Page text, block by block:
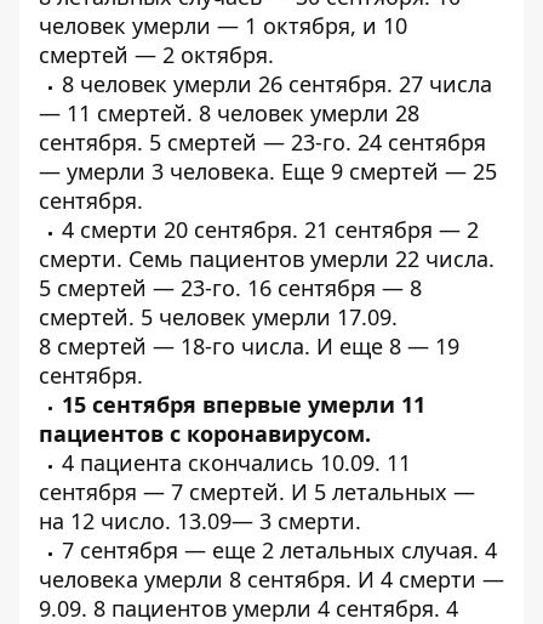
человек умерли — 1 октября, и 10
смертей — 2 октября.
8 человек умерли 26 сентября. 27 числа
— 11 смертей. 8 человек умерли 28
сентября. 5 смертей — 23-го. 24 сентября
— умерли 3 человека. Еще 9 смертей — 25
сентября.
4 смерти 20 сентября. 21 сентября — 2
смерти. Семь пациентов умерли 22 числа.
5 смертей — 23-го. 16 сентября — 8
смертей. 5 человек умерли 17.09.
8 смертей — 18-го числа. И еще 8 — 19
сентября.
15 сентября впервые умерли 11
пациентов с коронавирусом.
4 пациента скончались 10.09. 11
сентября — 7 смертей. И 5 летальных —
на 12 число. 13.09— 3 смерти.
7 сентября — еще 2 летальных случая. 4
человека умерли 8 сентября. И 4 смерти —
9.09. 8 пациентов умерли 4 сентября. 4